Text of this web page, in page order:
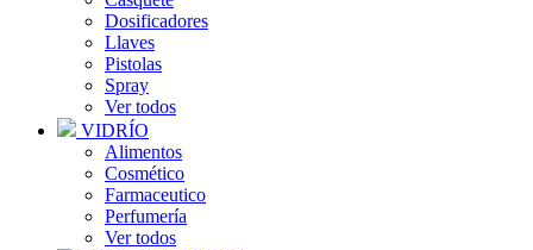
Dosificadores
Llaves
Pistolas
Spray
Ver todos
VIDRÍO
Alimentos
Cosmético
Farmaceutico
Perfumería
Ver todos